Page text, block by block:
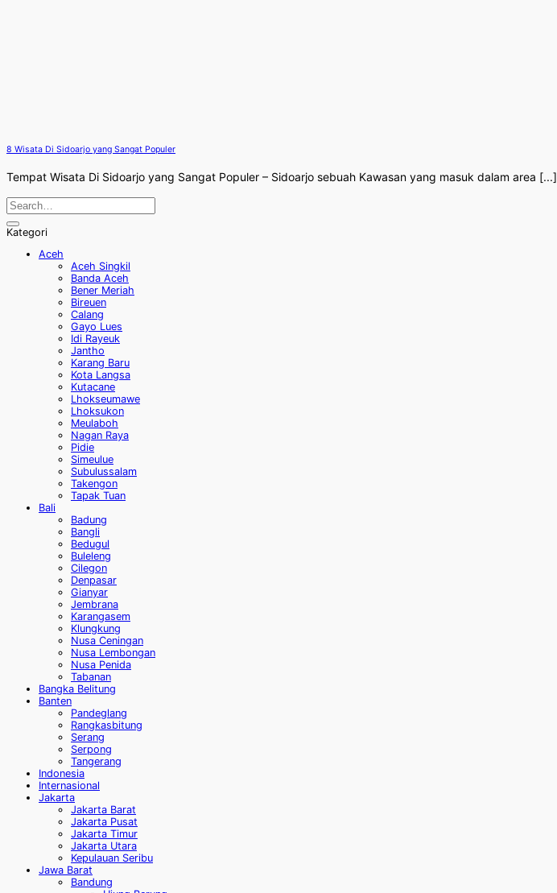
8 Wisata Di Sidoarjo yang Sangat Populer
Tempat Wisata Di Sidoarjo yang Sangat Populer – Sidoarjo sebuah Kawasan yang masuk dalam area [...]
Kategori
Aceh
Aceh Singkil
Banda Aceh
Bener Meriah
Bireuen
Calang
Gayo Lues
Idi Rayeuk
Jantho
Karang Baru
Kota Langsa
Kutacane
Lhokseumawe
Lhoksukon
Meulaboh
Nagan Raya
Pidie
Simeulue
Subulussalam
Takengon
Tapak Tuan
Bali
Badung
Bangli
Bedugul
Buleleng
Cilegon
Denpasar
Gianyar
Jembrana
Karangasem
Klungkung
Nusa Ceningan
Nusa Lembongan
Nusa Penida
Tabanan
Bangka Belitung
Banten
Pandeglang
Rangkasbitung
Serang
Serpong
Tangerang
Indonesia
Internasional
Jakarta
Jakarta Barat
Jakarta Pusat
Jakarta Timur
Jakarta Utara
Kepulauan Seribu
Jawa Barat
Bandung